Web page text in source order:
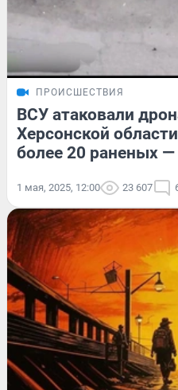
ПРОИСШЕСТВИЯ
ВСУ атаковали
Херсонской
более 20 раненых
1 мая, 2025, 12:00 23 607